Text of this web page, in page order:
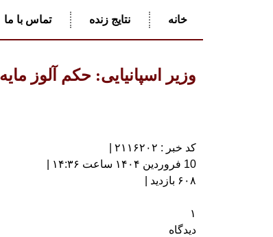
خانه نتایج زنده تماس با ما
وزیر اسپانیایی: حکم آلوز
کد خبر : ۲۱۱۶۲۰۲ |
10 فروردین ۱۴۰۴ ساعت ۱۴:۳۶ |
۶۰۸ بازدید |
۱
دیدگاه